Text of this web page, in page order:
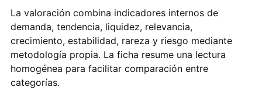
La valoración combina indicadores internos de
demanda, tendencia, liquidez, relevancia,
crecimiento, estabilidad, rareza y riesgo mediante
metodología propia. La ficha resume una lectura
homogénea para facilitar comparación entre
categorías.